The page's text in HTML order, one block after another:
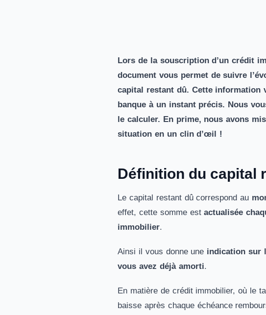
Lors de la souscription d’un crédit
document vous permet de suivre
capital restant dû. Cette information
banque à un instant précis. Nous
le calculer. En prime, nous avons
situation en un clin d’œil !
Définition du capital
Le capital restant dû correspond au
effet, cette somme estactualisée
immobilier.
Ainsi il vous donne une indication sur
vous avez déjà amorti.
En matière de crédit immobilier, où le
baisse après chaque échéance